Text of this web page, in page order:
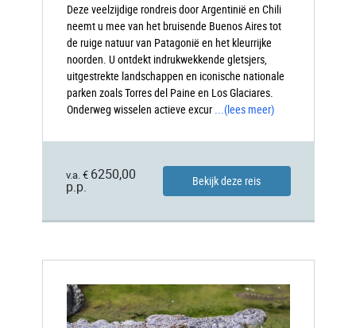
Deze veelzijdige rondreis door Argentinië en Chili
neemt u mee van het bruisende Buenos Aires tot
de ruige natuur van Patagonië en het kleurrijke
noorden. U ontdekt indrukwekkende gletsjers,
uitgestrekte landschappen en iconische nationale
parken zoals Torres del Paine en Los Glaciares.
Onderweg wisselen actieve excur ...(lees meer)
v.a. € 6250,00
p.p.
Bekijk deze reis